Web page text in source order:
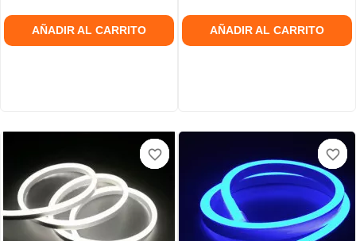
AÑADIR AL CARRITO AÑADIR AL CARRITO
favorite_border
favorite_border
favorite_border favorite_border
favorite_border
favorite_border